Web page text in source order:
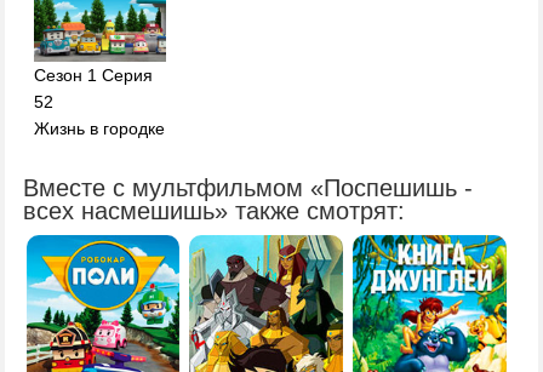
Сезон 1 Серия
52
Жизнь в городке
Вместе с мультфильмом «Поспешишь -
всех насмешишь» также смотрят: